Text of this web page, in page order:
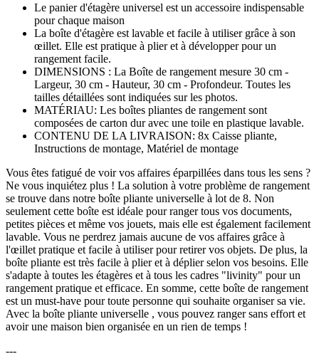
Le panier d'étagère universel est un accessoire indispensable
pour chaque maison
La boîte d'étagère est lavable et facile à utiliser grâce à son
œillet. Elle est pratique à plier et à développer pour un
rangement facile.
DIMENSIONS : La Boîte de rangement mesure 30 cm -
Largeur, 30 cm - Hauteur, 30 cm - Profondeur. Toutes les
tailles détaillées sont indiquées sur les photos.
MATÉRIAU: Les boîtes pliantes de rangement sont
composées de carton dur avec une toile en plastique lavable.
CONTENU DE LA LIVRAISON: 8x Caisse pliante,
Instructions de montage, Matériel de montage
Vous êtes fatigué de voir vos affaires éparpillées dans tous les sens ?
Ne vous inquiétez plus ! La solution à votre problème de rangement
se trouve dans notre boîte pliante universelle à lot de 8. Non
seulement cette boîte est idéale pour ranger tous vos documents,
petites pièces et même vos jouets, mais elle est également facilement
lavable. Vous ne perdrez jamais aucune de vos affaires grâce à
l'œillet pratique et facile à utiliser pour retirer vos objets. De plus, la
boîte pliante est très facile à plier et à déplier selon vos besoins. Elle
s'adapte à toutes les étagères et à tous les cadres "livinity" pour un
rangement pratique et efficace. En somme, cette boîte de rangement
est un must-have pour toute personne qui souhaite organiser sa vie.
Avec la boîte pliante universelle , vous pouvez ranger sans effort et
avoir une maison bien organisée en un rien de temps !
---